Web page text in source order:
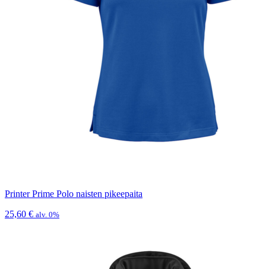
Printer Prime Polo naisten pikeepaita
25,60 € alv. 0%